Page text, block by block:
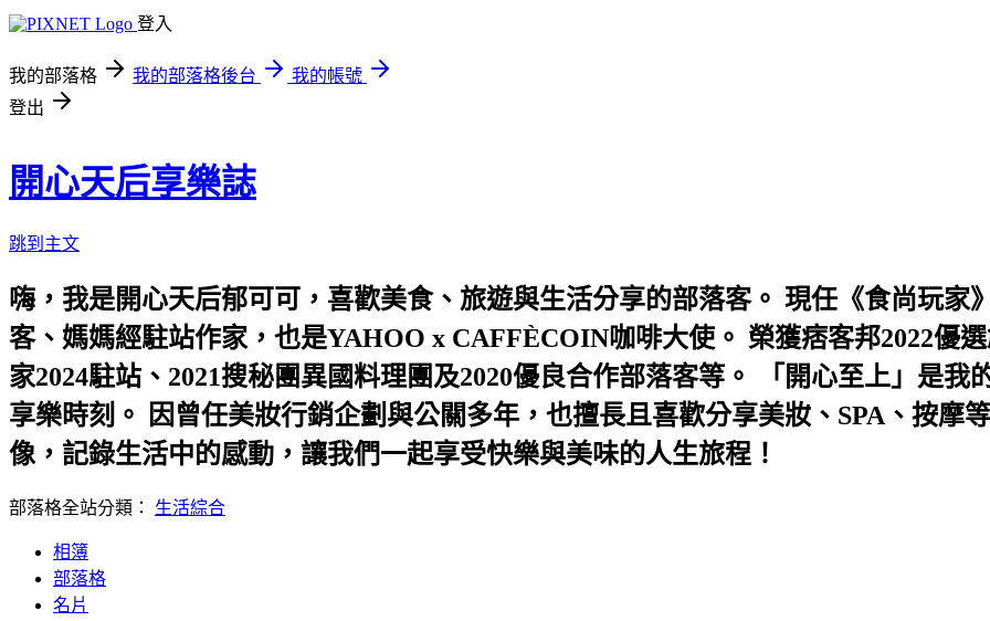
登入
我的部落格 我的部落格後台
我的帳號
登出
開心天后享樂誌
跳到主文
嗨，我是開心天后郁可可，喜歡美食、旅遊與生活分享的部落客。 現任《食尚玩家
客、媽媽經駐站作家，也是YAHOO x CAFFÈCOIN咖啡大使。 榮獲痞客邦2022優
家2024駐站、2021搜秘團異國料理團及2020優良合作部落客等。 「開心至上」是
享樂時刻。 因曾任美妝行銷企劃與公關多年，也擅長且喜歡分享美妝、SPA、按摩
像，記錄生活中的感動，讓我們一起享受快樂與美味的人生旅程！
部落格全站分類： 生活綜合
相簿
部落格
名片